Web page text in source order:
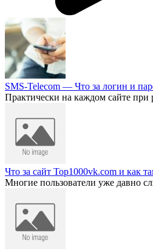
SMS-Telecom — Что за логин и
Практически на каждом сайте при
Что за сайт Top1000vk.com и как
Многие пользователи уже давно